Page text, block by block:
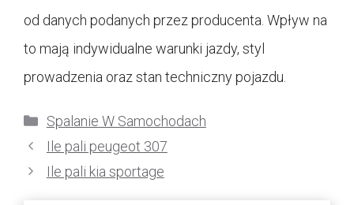
od danych podanych przez producenta. Wpływ na
to mają indywidualne warunki jazdy, styl
prowadzenia oraz stan techniczny pojazdu.
Kategorie
Spalanie W Samochodach
Ile pali peugeot 307
Ile pali kia sportage